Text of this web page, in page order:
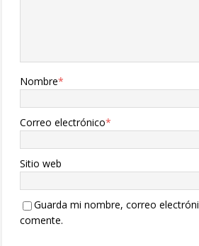
Nombre*
Correo electrónico*
Sitio web
Guarda mi nombre, correo
comente.